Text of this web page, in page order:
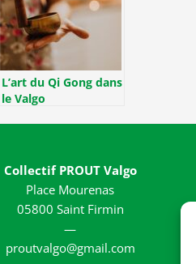
L’art du Qi Gong dans
le Valgo
Collectif PROUT Valgo
Place Mourenas
05800 Saint Firmin
—
proutvalgo@gmail.com